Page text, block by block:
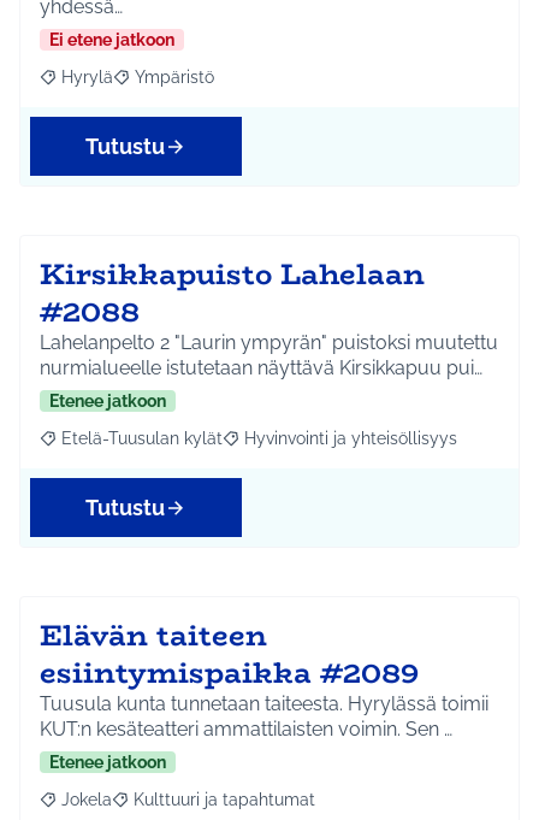
yhdessä…
Ei etene jatkoon
Rajaa tulokset aihepiirin mukaan: Hyrylä
Hyrylä Rajaa tulokset teeman mukaan: Ympäristö
Ympäristö
Tutustu
Kirsikkapuisto Lahelaan
#2088
Lahelanpelto 2 "Laurin ympyrän" puistoksi muutettu
nurmialueelle istutetaan näyttävä Kirsikkapuu pui…
Etenee jatkoon
Rajaa tulokset aihepiirin mukaan: Etelä-Tuusulan kylät
Etelä-Tuusulan kylät Rajaa tulokset teeman mukaan:
Hyvinvointi ja yhteisöllisyys
Tutustu
Elävän taiteen
esiintymispaikka #2089
Tuusula kunta tunnetaan taiteesta. Hyrylässä toimii
KUT:n kesäteatteri ammattilaisten voimin. Sen …
Etenee jatkoon
Rajaa tulokset aihepiirin mukaan: Jokela
Jokela Rajaa tulokset teeman mukaan: Kulttuuri ja
Kulttuuri ja tapahtumat